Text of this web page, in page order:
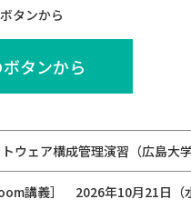
タンから
タンから
ウェア構成管理演習（広島大
講義］ 2026年10月21日（